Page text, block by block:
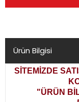
Ürün Bilgisi
SİTEMİZDE
"ÜRÜN